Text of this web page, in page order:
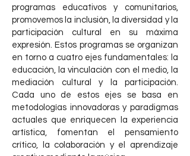
programas educativos y comunitarios,
promovemos la inclusión, la diversidad y la
participación cultural en su máxima
expresión. Estos programas se organizan
en torno a cuatro ejes fundamentales: la
educación, la vinculación con el medio, la
mediación cultural y la participación.
Cada uno de estos ejes se basa en
metodologías innovadoras y paradigmas
actuales que enriquecen la experiencia
artística, fomentan el pensamiento
crítico, la colaboración y el aprendizaje